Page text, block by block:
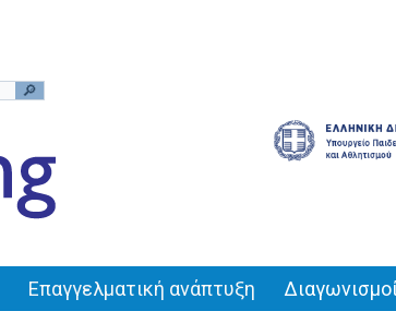
Επαγγελματική ανάπτυξη